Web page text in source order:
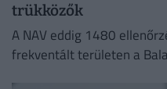
trükközők
A NAV eddig 1480
frekventált területen a